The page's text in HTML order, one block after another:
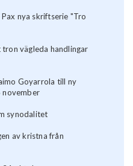
nya skriftserie "Tro
tron vägleda handlingar
Goyarrola till ny
november
synodalitet
av kristna från